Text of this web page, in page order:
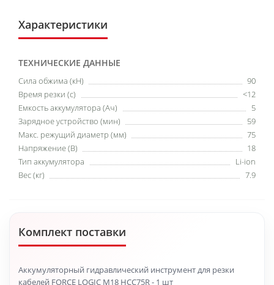
Характеристики
ТЕХНИЧЕСКИЕ ДАННЫЕ
Cила обжима (кН)
90
Время резки (с)
<12
Емкость аккумулятора (Ач)
5
Зарядное устройство (мин)
59
Макс. режущий диаметр (мм)
75
Напряжение (В)
18
Тип аккумулятора
Li-ion
Вес (кг)
7.9
Комплект поставки
Аккумуляторный гидравлический инструмент для резки
кабелей FORCE LOGIC M18 HCC75R - 1 шт